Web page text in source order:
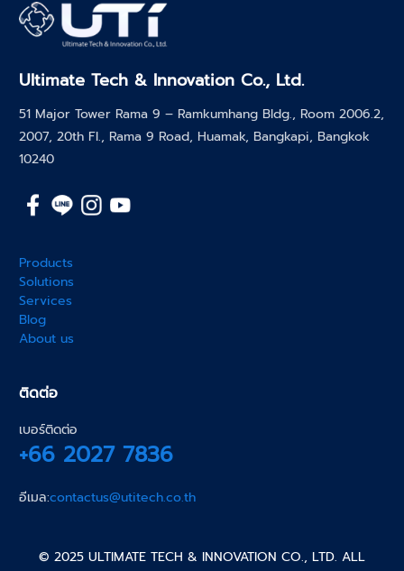
Ultimate Tech & Innovation Co., Ltd.
51 Major Tower Rama 9 – Ramkumhang Bldg., Room 2006.2,
2007, 20th Fl., Rama 9 Road, Huamak, Bangkapi, Bangkok
10240
Products
Solutions
Services
Blog
About us
ติดต่อ
เบอร์ติดต่อ
+66 2027 7836
อีเมล:contactus@utitech.co.th
© 2025 ULTIMATE TECH & INNOVATION CO., LTD. ALL